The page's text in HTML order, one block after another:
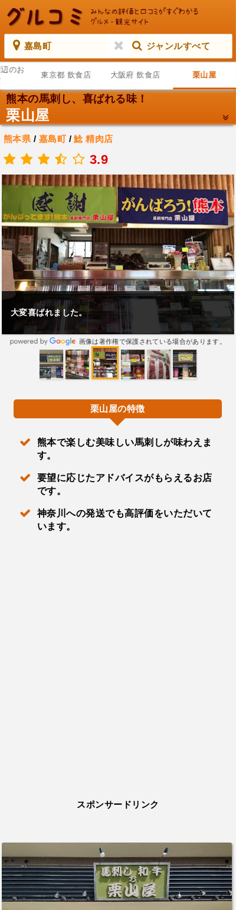
嘉島町 ジャンルすべて
のお
東京都 飲食店 大阪府 飲食店 栗山屋
熊本の馬刺し、喜ばれる味！
栗山屋
熊本県 / 嘉島町/鯰 精肉店
3.9
ている場合があります。
帰省の際よく利用しています。
画像は著作権で保護さ
栗山屋の特徴
熊本で楽しむ美味しい馬刺しが味わえま
す。
要望に応じたアドバイスがもらえるお店
です。
神奈川への発送でも高評価をいただいて
います。
スポンサードリンク